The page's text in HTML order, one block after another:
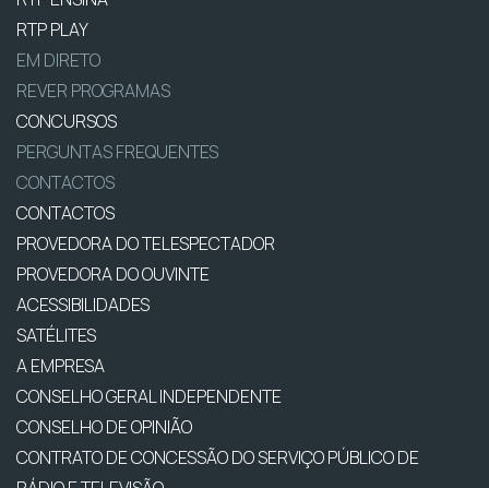
RTP PLAY
EM DIRETO
REVER PROGRAMAS
CONCURSOS
PERGUNTAS FREQUENTES
CONTACTOS
CONTACTOS
PROVEDORA DO TELESPECTADOR
PROVEDORA DO OUVINTE
ACESSIBILIDADES
SATÉLITES
A EMPRESA
CONSELHO GERAL INDEPENDENTE
CONSELHO DE OPINIÃO
CONTRATO DE CONCESSÃO DO SERVIÇO PÚBLICO DE